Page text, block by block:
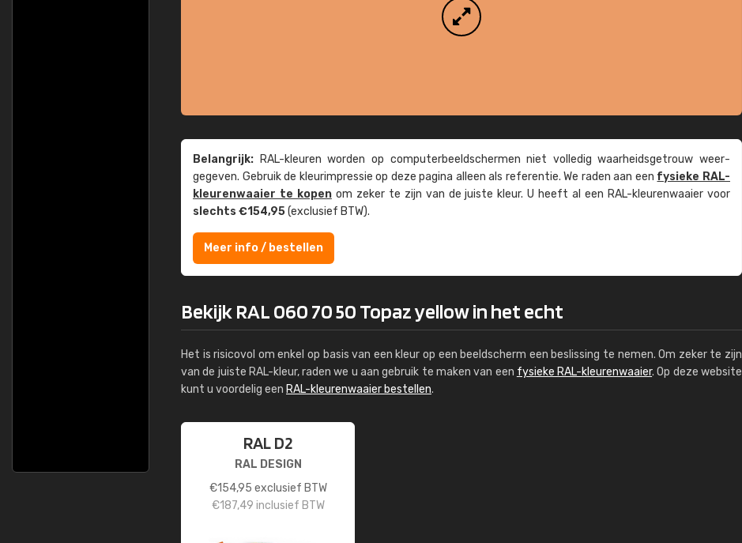
Belangrijk: RAL-kleuren worden op computer­beeld­schermen niet volledig waarheids­­getrouw weer­
gegeven. Gebruik de kleur­impressie op deze pagina alleen als referentie. We raden aan een fysieke RAL-
kleuren­waaier te kopenom zeker te zijn van de juiste kleur. U heeft al een RAL-kleuren­waaier voor
slechts €154,95(exclusief BTW).
Meer info / bestellen
Bekijk RAL 060 70 50 Topaz yellow in het echt
Het is risicovol om enkel op basis van een kleur op een beeldscherm een beslissing te nemen. Om zeker te zijn
van de juiste RAL-kleur, raden we u aan gebruik te maken van een fysieke RAL-kleurenwaaier. Op deze website
kunt u voordelig een RAL-kleurenwaaier bestellen.
RAL D2
RAL DESIGN
€154,95 exclusief BTW
€187,49 inclusief BTW
Kambier BV